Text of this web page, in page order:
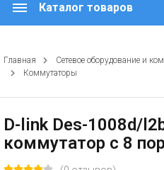
Каталог товаров
Главная Сетевое оборудование и
Коммутаторы
D-link Des-1008d/
коммутатор с 8